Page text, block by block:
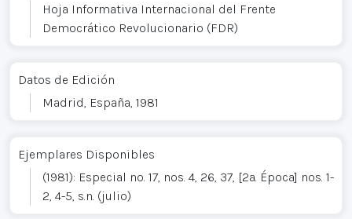
Hoja Informativa Internacional del Frente
Democrático Revolucionario (FDR)
Datos de Edición
Madrid, España, 1981
Ejemplares Disponibles
(1981): Especial no. 17, nos. 4, 26, 37, [2a. Época] nos. 1-
2, 4-5, s.n. (julio)